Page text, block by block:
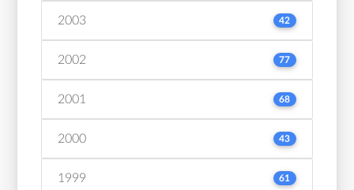
2003 42
2002 77
2001 68
2000 43
1999 61